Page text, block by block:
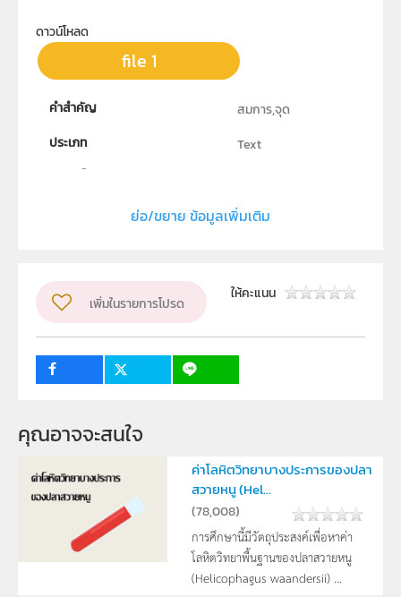
ดาวน์โหลด
file 1
คำสำคัญ
สมการ,จุด
ประเภท
Text
ครู, นักเรียน, บุคคลทั่วไป
ย่อ/ขยาย ข้อมูลเพิ่มเติม
เพิ่มในรายการโปรด
ให้คะแนน
คุณอาจจะสนใจ
ค่าโลหิตวิทยาบางประการของปลา
สวายหนู (Hel...
(78,008)
การศึกษานี้มีวัตถุประสงค์เพื่อหาค่า
โลหิตวิทยาพื้นฐานของปลาสวายหนู
(Helicophagus waandersii) ...